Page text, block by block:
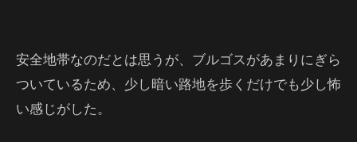
安全地帯なのだとは思うが、ブルゴスがあまりにぎら
ついているため、少し暗い路地を歩くだけでも少し怖
い感じがした。